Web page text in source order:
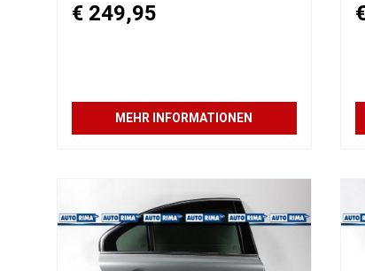
€ 249,95
MEHR INFORMATIONEN